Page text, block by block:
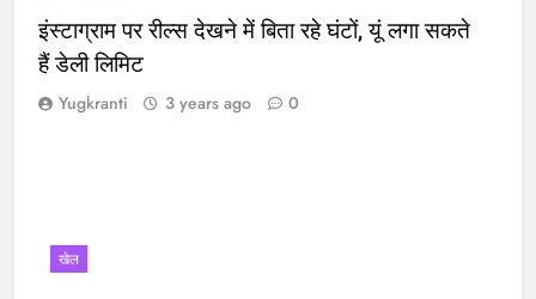
इंस्टाग्राम पर रील्स देखने में बिता रहे घंटों, यूं लगा सकते
हैं डेली लिमिट
Yugkranti 3 years ago 0
खेल